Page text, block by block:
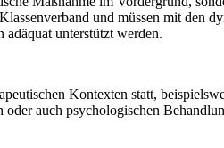
und müssen mit den
adäquat unterstützt werden.
Kontexten statt,
auch psychologischen